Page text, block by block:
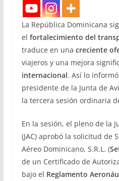
La República Dominicana
el fortalecimiento del
traduce en una creciente
viajeros y una mejora
internacional. Así lo informó
presidente de la Junta de
la tercera sesión ordinaria
En la sesión, el pleno de la
(JAC) aprobó la solicitud de
Aéreo Dominicano, S.R.L. (
de un Certificado de
bajo el Reglamento